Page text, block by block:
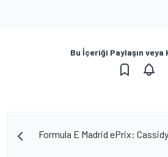
Bu İçeriği Paylaşın veya
Formula E Madrid ePrix: